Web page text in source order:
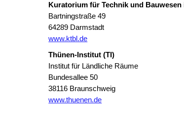
Kuratorium für Technik und
Bartningstraße 49
64289 Darmstadt
www.ktbl.de
Thünen-Institut (TI)
Institut für Ländliche Räume
Bundesallee 50
38116 Braunschweig
www.thuenen.de